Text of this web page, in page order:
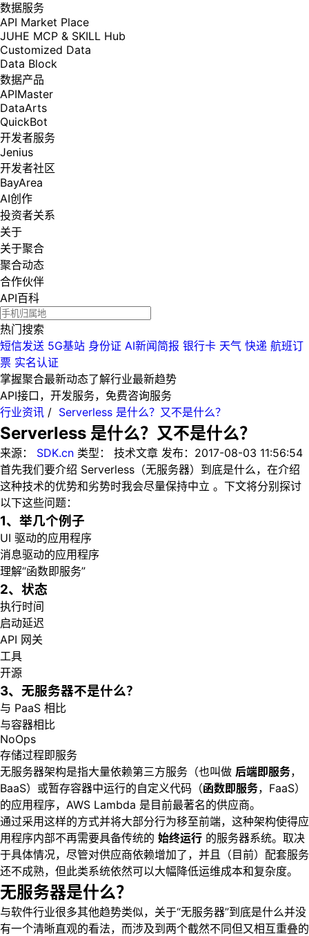
数据服务
API Market Place
JUHE MCP & SKILL Hub
Customized Data
Data Block
数据产品
APIMaster
DataArts
QuickBot
开发者服务
Jenius
开发者社区
BayArea
AI创作
投资者关系
关于
关于聚合
聚合动态
合作伙伴
API百科
热门搜索
短信发送 5G基站 身份证 AI新闻简报 银行卡 天气 快递 航班订
票 实名认证
掌握聚合最新动态了解行业最新趋势
API接口，开发服务，免费咨询服务
行业资讯 / Serverless 是什么？又不是什么？
Serverless 是什么？又不是什么？
来源： SDK.cn 类型： 技术文章 发布： 2017-08-03 11:56:54
首先我们要介绍 Serverless（无服务器）到底是什么，在介绍
这种技术的优势和劣势时我会尽量保持中立 。下文将分别探讨
以下这些问题：
1、举几个例子
UI 驱动的应用程序
消息驱动的应用程序
理解“函数即服务”
2、状态
执行时间
启动延迟
API 网关
工具
开源
3、无服务器不是什么？
与 PaaS 相比
与容器相比
NoOps
存储过程即服务
无服务器架构是指大量依赖第三方服务（也叫做 后端即服务，
BaaS）或暂存容器中运行的自定义代码（函数即服务，FaaS）
的应用程序，AWS Lambda 是目前最著名的供应商。
通过采用这样的方式并将大部分行为移至前端，这种架构使得应
用程序内部不再需要具备传统的 始终运行 的服务器系统。取决
于具体情况，尽管对供应商依赖增加了，并且（目前）配套服务
还不成熟，但此类系统依然可以大幅降低运维成本和复杂度。
无服务器是什么？
与软件行业很多其他趋势类似，关于“无服务器”到底是什么并没
有一个清晰直观的看法，而涉及到两个截然不同但又相互重叠的